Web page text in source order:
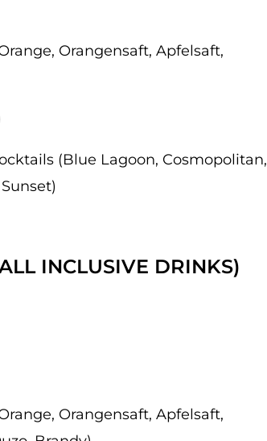
Orangensaft, Apfelsaft,
(Blue Lagoon, Cosmopolitan,
INCLUSIVE DRINKS)
Orangensaft, Apfelsaft,